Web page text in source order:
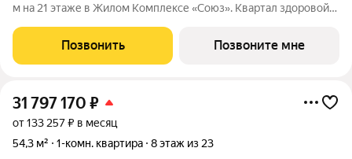
м на 21 этаже в Жилом Комплексе «Союз». Квартал здоровой
олимпийских видов спорта: - Ледовая арена для хоккея и
фигурного катания, - Футбольные
Позвонить Позвоните мне
31 797 170 ₽
от 133 257 ₽ в месяц
54,3 м²
1-комн. квартира 8 этаж из 23